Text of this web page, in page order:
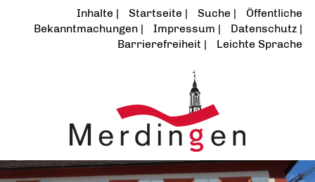
Inhalte Startseite Suche
Öffentliche
Bekanntmachungen
Impressum
Datenschutz
Barrierefreiheit
Leichte Sprache